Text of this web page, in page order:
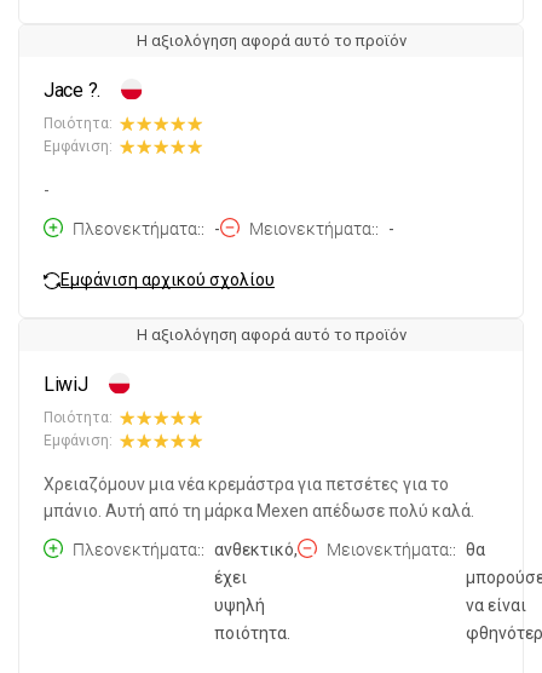
Η αξιολόγηση αφορά αυτό το προϊόν
Jace ?.
Ποιότητα:
Εμφάνιση:
-
Πλεονεκτήματα:
- Μειονεκτήματα: -
Εμφάνιση αρχικού σχολίου
Η αξιολόγηση αφορά αυτό το προϊόν
LiwiJ
Ποιότητα:
Εμφάνιση:
Χρειαζόμουν μια νέα κρεμάστρα για πετσέτες για το
μπάνιο. Αυτή από τη μάρκα Mexen απέδωσε πολύ καλά.
Πλεονεκτήματα:
ανθεκτικό,
έχει
υψηλή
ποιότητα.
Μειονεκτήματα:
θα
να είναι